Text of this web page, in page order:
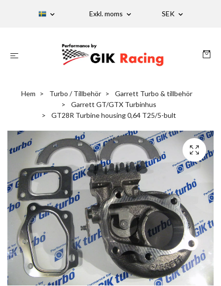
Exkl. moms SEK
Hem Turbo / Tillbehör
Garrett Turbo & tillbehör
Garrett GT/GTX Turbinhus
GT28R Turbine housing 0,64 T25/5-bult